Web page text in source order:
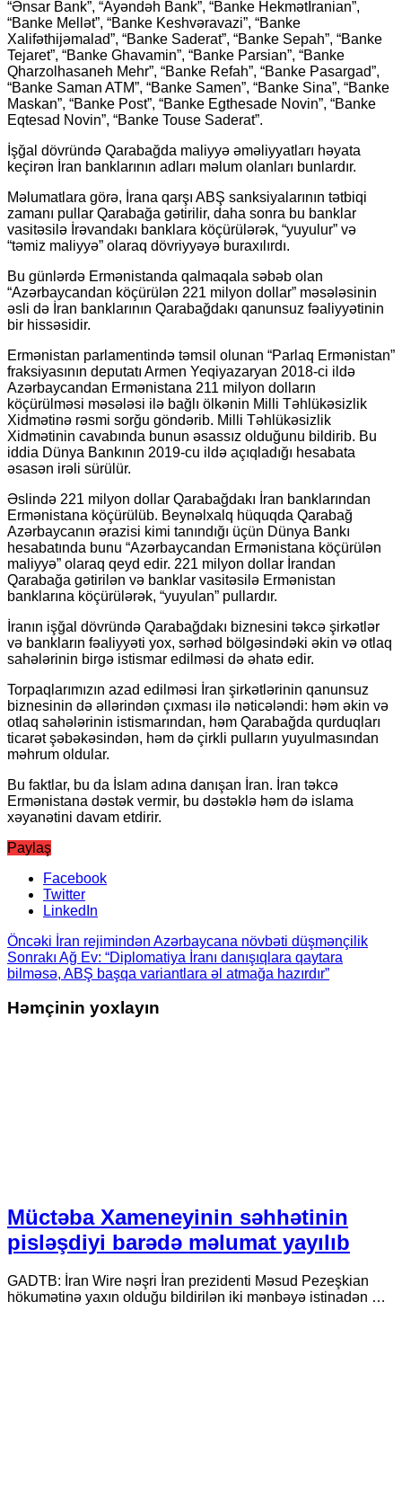
“Ənsar Bank”, “Ayəndəh Bank”, “Banke Hekmətİranian”,
“Banke Mellət”, “Banke Keshvəravazi”, “Banke
Xalifəthijəmalad”, “Banke Saderat”, “Banke Sepah”, “Banke
Tejaret”, “Banke Ghavamin”, “Banke Parsian”, “Banke
Qharzolhasaneh Mehr”, “Banke Refah”, “Banke Pasargad”,
“Banke Saman ATM”, “Banke Samen”, “Banke Sina”, “Banke
Maskan”, “Banke Post”, “Banke Egthesade Novin”, “Banke
Eqtesad Novin”, “Banke Touse Saderat”.
İşğal dövründə Qarabağda maliyyə əməliyyatları həyata
keçirən İran banklarının adları məlum olanları bunlardır.
Məlumatlara görə, İrana qarşı ABŞ sanksiyalarının tətbiqi
zamanı pullar Qarabağa gətirilir, daha sonra bu banklar
vasitəsilə İrəvandakı banklara köçürülərək, “yuyulur” və
“təmiz maliyyə” olaraq dövriyyəyə buraxılırdı.
Bu günlərdə Ermənistanda qalmaqala səbəb olan
“Azərbaycandan köçürülən 221 milyon dollar” məsələsinin
əsli də İran banklarının Qarabağdakı qanunsuz fəaliyyətinin
bir hissəsidir.
Ermənistan parlamentində təmsil olunan “Parlaq Ermənistan”
fraksiyasının deputatı Armen Yeqiyazaryan 2018-ci ildə
Azərbaycandan Ermənistana 211 milyon dolların
köçürülməsi məsələsi ilə bağlı ölkənin Milli Təhlükəsizlik
Xidmətinə rəsmi sorğu göndərib. Milli Təhlükəsizlik
Xidmətinin cavabında bunun əsassız olduğunu bildirib. Bu
iddia Dünya Bankının 2019-cu ildə açıqladığı hesabata
əsasən irəli sürülür.
Əslində 221 milyon dollar Qarabağdakı İran banklarından
Ermənistana köçürülüb. Beynəlxalq hüquqda Qarabağ
Azərbaycanın ərazisi kimi tanındığı üçün Dünya Bankı
hesabatında bunu “Azərbaycandan Ermənistana köçürülən
maliyyə” olaraq qeyd edir. 221 milyon dollar İrandan
Qarabağa gətirilən və banklar vasitəsilə Ermənistan
banklarına köçürülərək, “yuyulan” pullardır.
İranın işğal dövründə Qarabağdakı biznesini təkcə şirkətlər
və bankların fəaliyyəti yox, sərhəd bölgəsindəki əkin və otlaq
sahələrinin birgə istismar edilməsi də əhatə edir.
Torpaqlarımızın azad edilməsi İran şirkətlərinin qanunsuz
biznesinin də əllərindən çıxması ilə nəticələndi: həm əkin və
otlaq sahələrinin istismarından, həm Qarabağda qurduqları
ticarət şəbəkəsindən, həm də çirkli pulların yuyulmasından
məhrum oldular.
Bu faktlar, bu da İslam adına danışan İran. İran təkcə
Ermənistana dəstək vermir, bu dəstəklə həm də islama
xəyanətini davam etdirir.
Paylaş
Facebook
Twitter
LinkedIn
Öncəki İran rejimindən Azərbaycana növbəti düşmənçilik
Sonrakı Ağ Ev: “Diplomatiya İranı danışıqlara qaytara
bilməsə, ABŞ başqa variantlara əl atmağa hazırdır”
Həmçinin yoxlayın
Müctəba Xameneyinin səhhətinin
pisləşdiyi barədə məlumat yayılıb
GADTB: İran Wire nəşri İran prezidenti Məsud Pezeşkian
hökumətinə yaxın olduğu bildirilən iki mənbəyə istinadən …